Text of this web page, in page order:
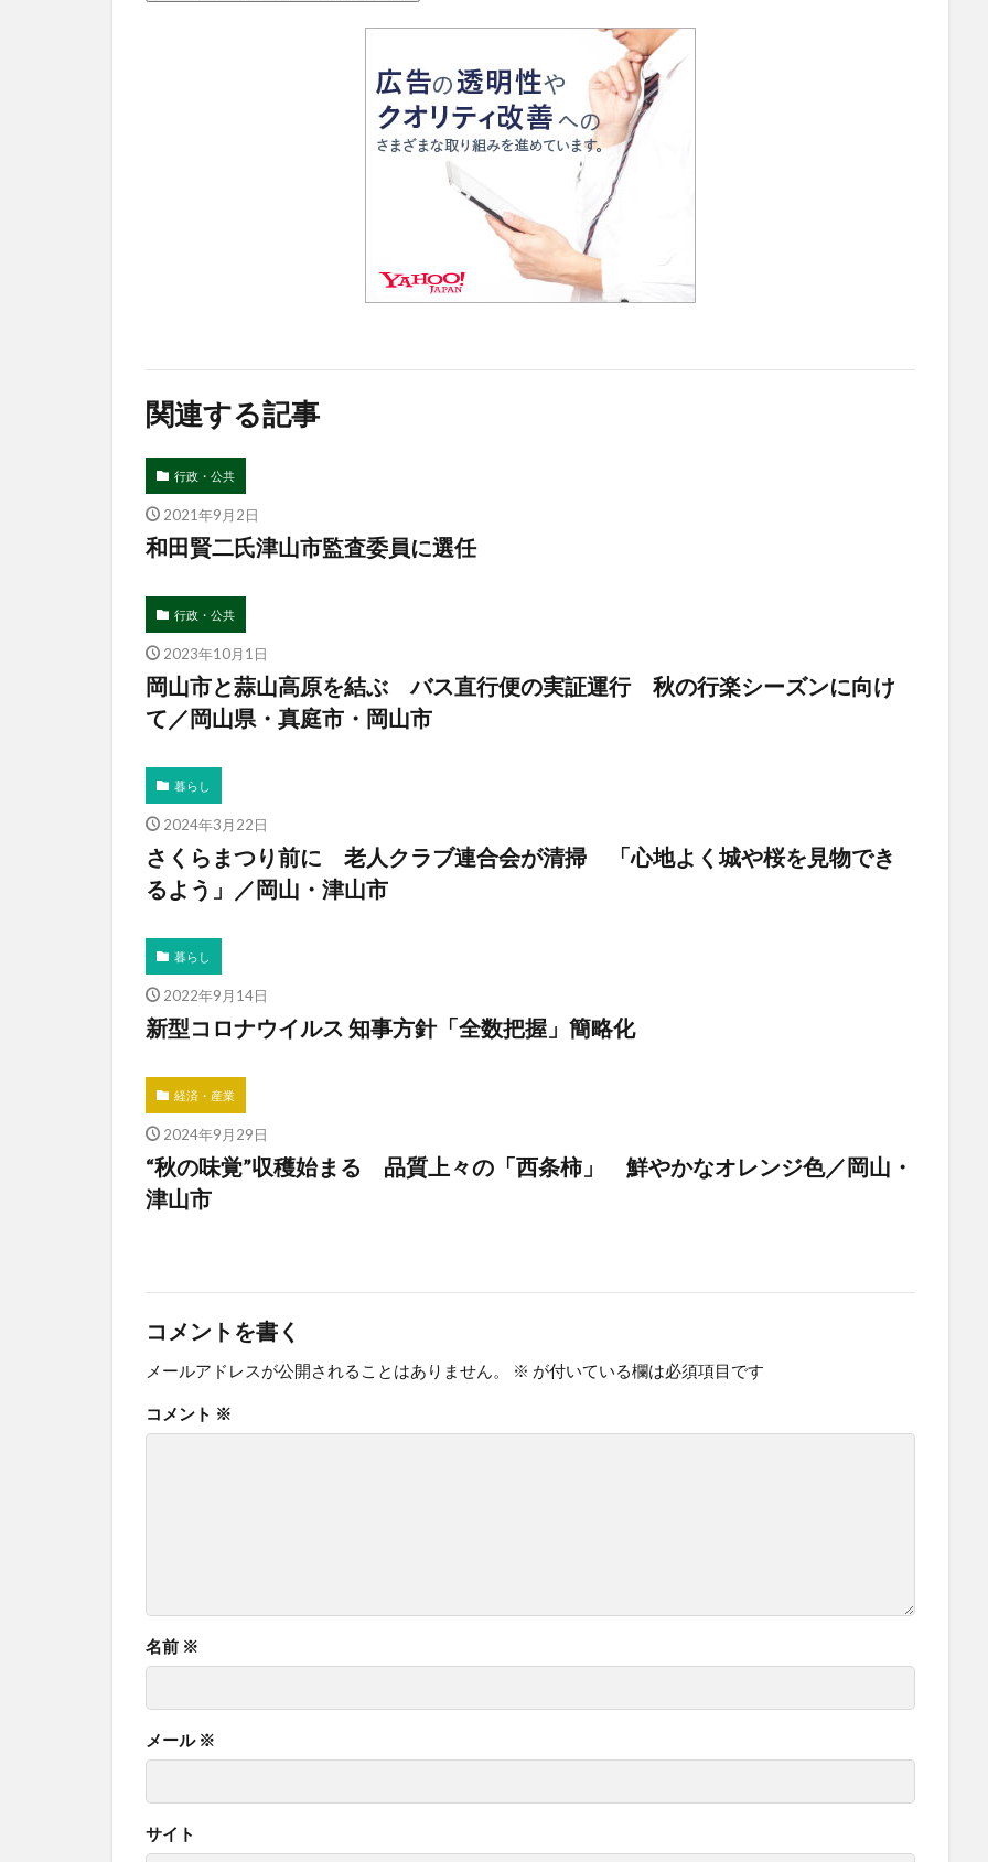
関連する記事
行政・公共
2021年9月2日
和田賢二氏津山市監査委員に選任
行政・公共
2023年10月1日
岡山市と蒜山高原を結ぶ バス直行便の実証運行 秋の行楽シーズンに向け
て／岡山県・真庭市・岡山市
暮らし
2024年3月22日
さくらまつり前に 老人クラブ連合会が清掃 「心地よく城や桜を見物でき
るよう」／岡山・津山市
暮らし
2022年9月14日
新型コロナウイルス 知事方針「全数把握」簡略化
経済・産業
2024年9月29日
“秋の味覚”収穫始まる 品質上々の「西条柿」 鮮やかなオレンジ色／岡山・
津山市
コメントを書く
メールアドレスが公開されることはありません。 ※ が付いている欄は必須項目です
コメント ※
名前 ※
メール ※
サイト